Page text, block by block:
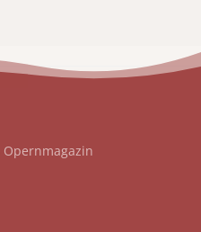
Opernmagazin